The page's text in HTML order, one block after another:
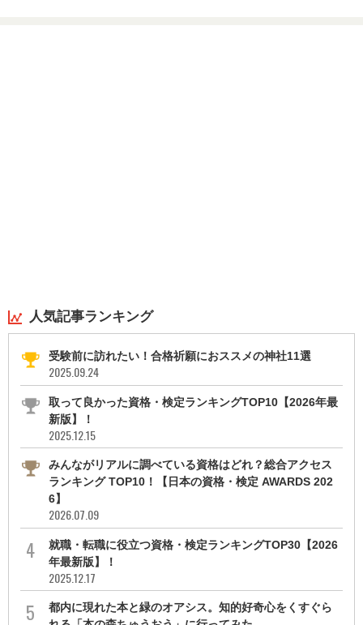
人気記事ランキング
受験前に訪れたい！合格祈願におススメの神社11選
2025.09.24
取って良かった資格・検定ランキングTOP10【2026年最
新版】！
2025.12.15
みんながリアルに調べている資格はどれ？総合アクセス
ランキング TOP10！【日本の資格・検定 AWARDS 202
6】
2026.07.09
就職・転職に役立つ資格・検定ランキングTOP30【2026
年最新版】！
2025.12.17
都内に現れた本と緑のオアシス。知的好奇心をくすぐら